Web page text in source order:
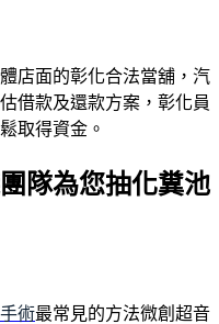
店面的彰化合法當舖，汽
借款及還款方案，彰化員
取得資金。
隊為您抽化糞池
術最常見的方法微創超音